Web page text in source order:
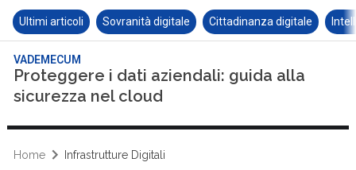
Ultimi articoli Sovranità digitale Cittadinanza digitale
VADEMECUM
Proteggere i dati aziendali: guida alla
sicurezza nel cloud
Home Infrastrutture Digitali